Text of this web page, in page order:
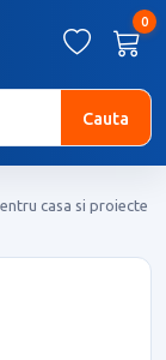
0
Cauta
casa si proiecte